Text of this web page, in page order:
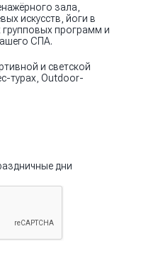
зала,
искусств, йоги в
программ и
СПА.
и светской
турах, Outdoor-
дни